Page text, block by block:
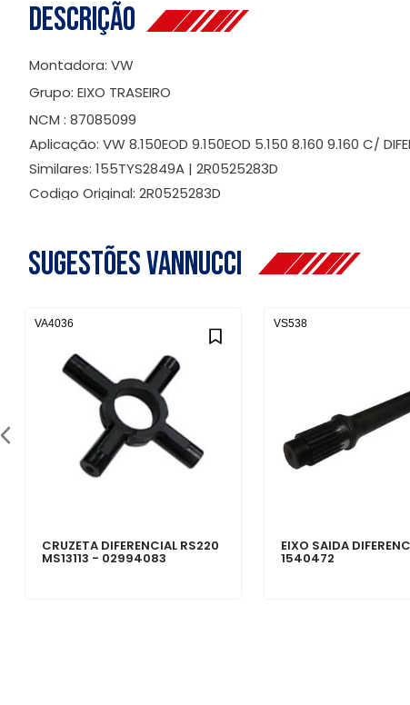
Descrição
Montadora: VW
Grupo: EIXO TRASEIRO
NCM : 87085099
Aplicação: VW 8.150EOD 9.150EOD 5.150 8.160 9.160 C/
Similares: 155TYS2849A | 2R0525283D
Codigo Original: 2R0525283D
Sugestões Vannucci
CRUZETA DIFERENCIAL RS220
MS13113 - 02994083
VA4036
EIXO SAIDA
1540472
VS538